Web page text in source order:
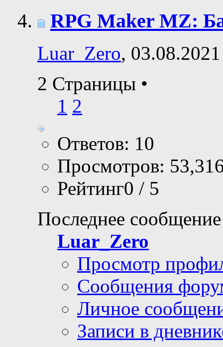
RPG Maker MZ:
Luar_Zero,
2 Страницы •
1 2
Ответов: 10
Просмотров:
Рейтинг0 / 5
Последнее
Luar_Zero
Просмотр
Сообщения
Личное
Записи в